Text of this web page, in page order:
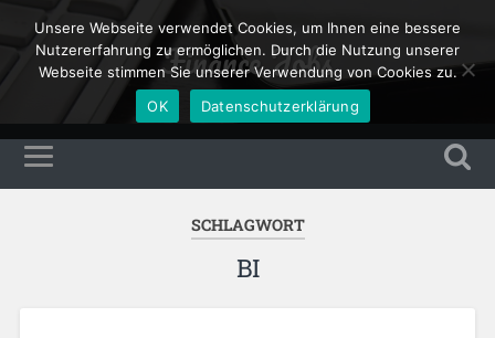
Finance Jobs
SCHLAGWORT
BI
Unsere Webseite verwendet Cookies, um Ihnen eine bessere
Nutzererfahrung zu ermöglichen. Durch die Nutzung unserer
Webseite stimmen Sie unserer Verwendung von Cookies zu.
OK
Datenschutzerklärung